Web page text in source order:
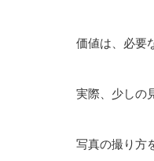
価値は、必要
実際、少しの
写真の撮り方